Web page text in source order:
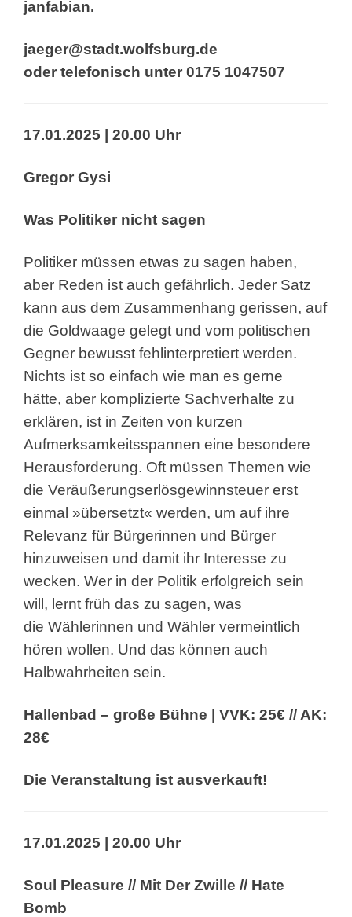
janfabian.
jaeger@stadt.wolfsburg.de
oder telefonisch unter 0175 1047507
17.01.2025 | 20.00 Uhr
Gregor Gysi
Was Politiker nicht sagen
Politiker müssen etwas zu sagen haben,
aber Reden ist auch gefährlich. Jeder Satz
kann aus dem Zusammenhang gerissen, auf
die Goldwaage gelegt und vom politischen
Gegner bewusst fehlinterpretiert werden.
Nichts ist so einfach wie man es gerne
hätte, aber komplizierte Sachverhalte zu
erklären, ist in Zeiten von kurzen
Aufmerksamkeitsspannen eine besondere
Herausforderung. Oft müssen Themen wie
die Veräußerungserlösgewinnsteuer erst
einmal »übersetzt« werden, um auf ihre
Relevanz für Bürgerinnen und Bürger
hinzuweisen und damit ihr Interesse zu
wecken. Wer in der Politik erfolgreich sein
will, lernt früh das zu sagen, was
die Wählerinnen und Wähler vermeintlich
hören wollen. Und das können auch
Halbwahrheiten sein.
Hallenbad – große Bühne | VVK: 25€ // AK:
28€
Die Veranstaltung ist ausverkauft!
17.01.2025 | 20.00 Uhr
Soul Pleasure // Mit Der Zwille // Hate
Bomb